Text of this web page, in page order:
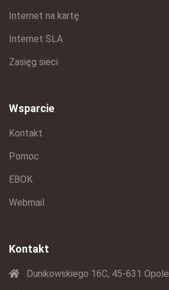
Internet na kartę
Internet SLA
Zasięg sieci
Wsparcie
Kontakt
Pomoc
EBOK
Webmail
Kontakt
Dunikowskiego 16C, 45-631 Opole